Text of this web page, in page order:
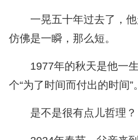
一晃五十年过去了，
仿佛是一瞬，那么短。
1977年的秋天是他一
个“为了时间而付出的时间”。
是不是很有点儿哲理？